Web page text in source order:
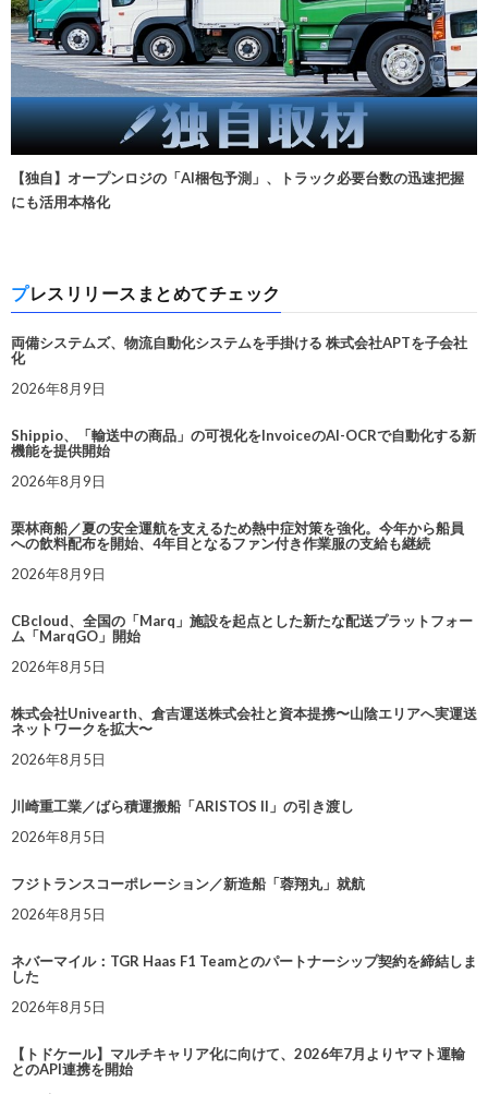
【独自】オープンロジの「AI梱包予測」、トラック必要台数の迅速把握
にも活用本格化
プレスリリースまとめてチェック
両備システムズ、物流自動化システムを手掛ける 株式会社APTを子会社
化
2026年8月9日
Shippio、「輸送中の商品」の可視化をInvoiceのAI-OCRで自動化する新
機能を提供開始
2026年8月9日
栗林商船／夏の安全運航を支えるため熱中症対策を強化。今年から船員
への飲料配布を開始、4年目となるファン付き作業服の支給も継続
2026年8月9日
CBcloud、全国の「Marq」施設を起点とした新たな配送プラットフォー
ム「MarqGO」開始
2026年8月5日
株式会社Univearth、倉吉運送株式会社と資本提携〜山陰エリアへ実運送
ネットワークを拡大〜
2026年8月5日
川崎重工業／ばら積運搬船「ARISTOS II」の引き渡し
2026年8月5日
フジトランスコーポレーション／新造船「蓉翔丸」就航
2026年8月5日
ネバーマイル：TGR Haas F1 Teamとのパートナーシップ契約を締結しま
した
2026年8月5日
【トドケール】マルチキャリア化に向けて、2026年7月よりヤマト運輸
とのAPI連携を開始